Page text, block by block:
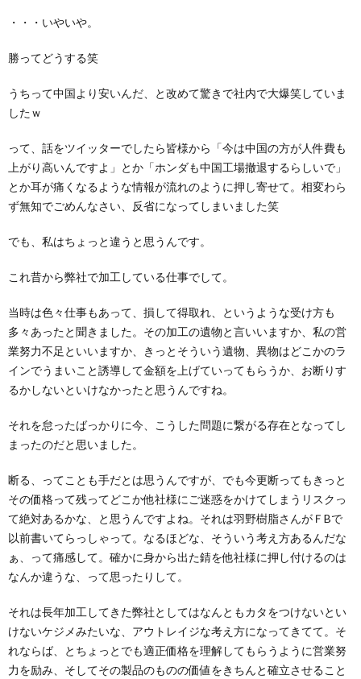
・・・いやいや。
勝ってどうする笑
うちって中国より安いんだ、と改めて驚きで社内で大爆笑していま
したｗ
って、話をツイッターでしたら皆様から「今は中国の方が人件費も
上がり高いんですよ」とか「ホンダも中国工場撤退するらしいで」
とか耳が痛くなるような情報が流れのように押し寄せて。相変わら
ず無知でごめんなさい、反省になってしまいました笑
でも、私はちょっと違うと思うんです。
これ昔から弊社で加工している仕事でして。
当時は色々仕事もあって、損して得取れ、というような受け方も
多々あったと聞きました。その加工の遺物と言いいますか、私の営
業努力不足といいますか、きっとそういう遺物、異物はどこかのラ
インでうまいこと誘導して金額を上げていってもらうか、お断りす
るかしないといけなかったと思うんですね。
それを怠ったばっかりに今、こうした問題に繋がる存在となってし
まったのだと思いました。
断る、ってことも手だとは思うんですが、でも今更断ってもきっと
その価格って残ってどこか他社様にご迷惑をかけてしまうリスクっ
て絶対あるかな、と思うんですよね。それは羽野樹脂さんがＦBで
以前書いてらっしゃって。なるほどな、そういう考え方あるんだな
ぁ、って痛感して。確かに身から出た錆を他社様に押し付けるのは
なんか違うな、って思ったりして。
それは長年加工してきた弊社としてはなんともカタをつけないとい
けないケジメみたいな、アウトレイジな考え方になってきてて。そ
れならば、とちょっとでも適正価格を理解してもらうように営業努
力を励み、そしてその製品のものの価値をきちんと確立させること